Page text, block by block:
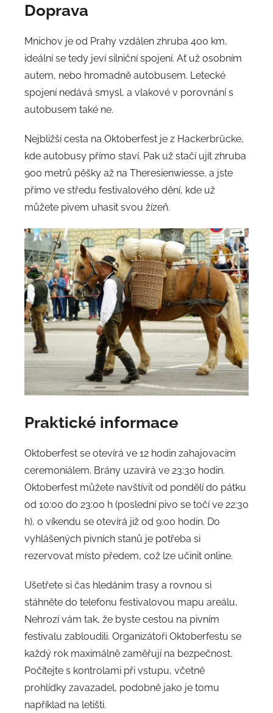
Doprava
Mnichov je od Prahy vzdálen zhruba 400 km,
ideální se tedy jeví silniční spojení. Ať už osobním
autem, nebo hromadně autobusem. Letecké
spojení nedává smysl, a vlakové v porovnání s
autobusem také ne.
Nejbližší cesta na Oktoberfest je z Hackerbrücke,
kde autobusy přímo staví. Pak už stačí ujít zhruba
900 metrů pěšky až na Theresienwiesse, a jste
přímo ve středu festivalového dění, kde už
můžete pivem uhasit svou žízeň.
Praktické informace
Oktoberfest se otevírá ve 12 hodin zahajovacím
ceremoniálem. Brány uzavírá ve 23:30 hodin.
Oktoberfest můžete navštívit od pondělí do pátku
od 10:00 do 23:00 h (poslední pivo se točí ve 22:30
h), o víkendu se otevírá již od 9:00 hodin. Do
vyhlášených pivních stanů je potřeba si
rezervovat místo předem, což lze učinit online.
Ušetřete si čas hledáním trasy a rovnou si
stáhněte do telefonu festivalovou mapu areálu,
Nehrozí vám tak, že byste cestou na pivním
festivalu zabloudili. Organizátoři Oktoberfestu se
každý rok maximálně zaměřují na bezpečnost.
Počítejte s kontrolami při vstupu, včetně
prohlídky zavazadel, podobně jako je tomu
například na letišti.